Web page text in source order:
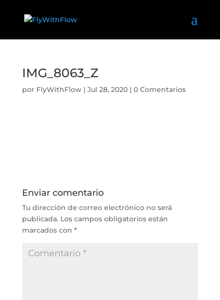
IMG_8063_Z
por FlyWithFlow| Jul 28, 2020| 0 Comentarios
Enviar comentario
Tu dirección de correo electrónico no será
publicada. Los campos obligatorios están
marcados con *